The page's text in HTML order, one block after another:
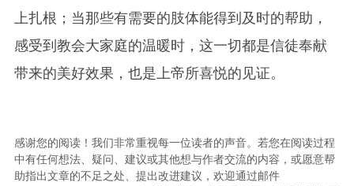
上扎根；当那些有需要的肢体能得到及时的帮助，
感受到教会大家庭的温暖时，这一切都是信徒奉献
带来的美好效果，也是上帝所喜悦的见证。
感谢您的阅读！我们非常重视每一位读者的声音。若您在阅读过程
中有任何想法、疑问、建议或其他想与作者交流的内容，或愿意帮
助指出文章的不足之处、提出改进建议，欢迎通过邮件